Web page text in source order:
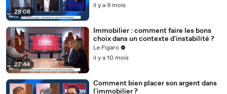
28:08
il y a 9 mois
27:44
Immobilier : comment faire les bons
choix dans un contexte d'instabilité ?
Le Figaro
il y a 10 mois
Comment bien placer son argent dans
l'immobilier ?